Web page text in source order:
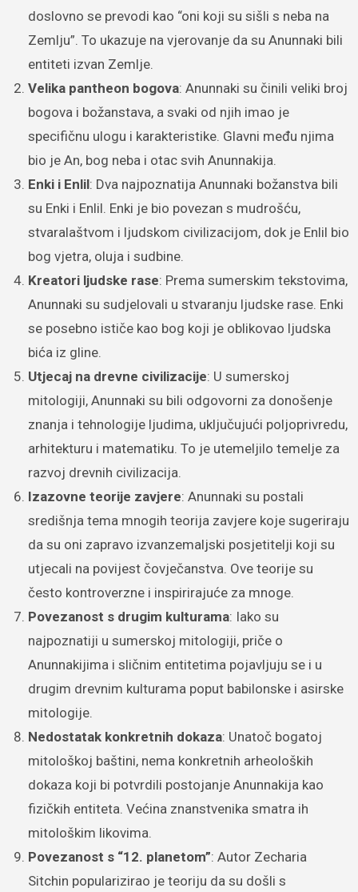
doslovno se prevodi kao “oni koji su sišli s neba na
Zemlju”. To ukazuje na vjerovanje da su Anunnaki bili
entiteti izvan Zemlje.
Velika pantheon bogova: Anunnaki su činili veliki broj
bogova i božanstava, a svaki od njih imao je
specifičnu ulogu i karakteristike. Glavni među njima
bio je An, bog neba i otac svih Anunnakija.
Enki i Enlil: Dva najpoznatija Anunnaki božanstva bili
su Enki i Enlil. Enki je bio povezan s mudrošću,
stvaralaštvom i ljudskom civilizacijom, dok je Enlil bio
bog vjetra, oluja i sudbine.
Kreatori ljudske rase: Prema sumerskim tekstovima,
Anunnaki su sudjelovali u stvaranju ljudske rase. Enki
se posebno ističe kao bog koji je oblikovao ljudska
bića iz gline.
Utjecaj na drevne civilizacije: U sumerskoj
mitologiji, Anunnaki su bili odgovorni za donošenje
znanja i tehnologije ljudima, uključujući poljoprivredu,
arhitekturu i matematiku. To je utemeljilo temelje za
razvoj drevnih civilizacija.
Izazovne teorije zavjere: Anunnaki su postali
središnja tema mnogih teorija zavjere koje sugeriraju
da su oni zapravo izvanzemaljski posjetitelji koji su
utjecali na povijest čovječanstva. Ove teorije su
često kontroverzne i inspirirajuće za mnoge.
Povezanost s drugim kulturama: Iako su
najpoznatiji u sumerskoj mitologiji, priče o
Anunnakijima i sličnim entitetima pojavljuju se i u
drugim drevnim kulturama poput babilonske i asirske
mitologije.
Nedostatak konkretnih dokaza: Unatoč bogatoj
mitološkoj baštini, nema konkretnih arheoloških
dokaza koji bi potvrdili postojanje Anunnakija kao
fizičkih entiteta. Većina znanstvenika smatra ih
mitološkim likovima.
Povezanost s “12. planetom”: Autor Zecharia
Sitchin popularizirao je teoriju da su došli s